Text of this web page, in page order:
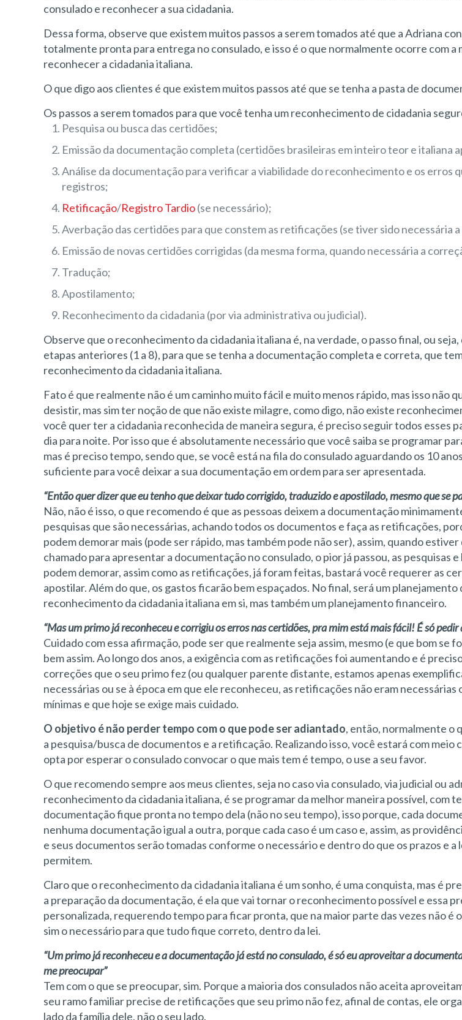
consulado e reconhecer a sua cidadania.
Dessa forma, observe que existem muitos passos a serem tomados até que a Adriana
totalmente pronta para entrega no consulado, e isso é o que normalmente ocorre com a
reconhecer a cidadania italiana.
O que digo aos clientes é que existem muitos passos até que se tenha a pasta de
Os passos a serem tomados para que você tenha um reconhecimento de cidadania
Pesquisa ou busca das certidões;
Emissão da documentação completa (certidões brasileiras em inteiro teor e italiana
Análise da documentação para verificar a viabilidade do reconhecimento e os erros
registros;
Retificação/Registro Tardio(se necessário);
Averbação das certidões para que constem as retificações (se tiver sido necessária
Emissão de novas certidões corrigidas (da mesma forma, quando necessária a
Tradução;
Apostilamento;
Reconhecimento da cidadania (por via administrativa ou judicial).
Observe que o reconhecimento da cidadania italiana é, na verdade, o passo final, ou
etapas anteriores (1 a 8), para que se tenha a documentação completa e correta, que
reconhecimento da cidadania italiana.
Fato é que realmente não é um caminho muito fácil e muito menos rápido, mas isso não
desistir, mas sim ter noção de que não existe milagre, como digo, não existe
você quer ter a cidadania reconhecida de maneira segura, é preciso seguir todos esses
dia para noite. Por isso que é absolutamente necessário que você saiba se programar
mas é preciso tempo, sendo que, se você está na fila do consulado aguardando os 10
suficiente para você deixar a sua documentação em ordem para ser apresentada.
“Então quer dizer que eu tenho que deixar tudo corrigido, traduzido e apostilado, mesmo que se
Não, não é isso, o que recomendo é que as pessoas deixem a documentação
pesquisas que são necessárias, achando todos os documentos e faça as retificações,
podem demorar mais (pode ser rápido, mas também pode não ser), assim, quando
chamado para apresentar a documentação no consulado, o pior já passou, as pesquisas
podem demorar, assim como as retificações, já foram feitas, bastará você requerer as
apostilar. Além do que, os gastos ficarão bem espaçados. No final, será um planejamento
reconhecimento da cidadania italiana em si, mas também um planejamento financeiro.
“Mas um primo já reconheceu e corrigiu os erros nas certidões, pra mim está mais fácil! É só pedir
Cuidado com essa afirmação, pode ser que realmente seja assim, mesmo (e que bom se
bem assim. Ao longo dos anos, a exigência com as retificações foi aumentando e é
correções que o seu primo fez (ou qualquer parente distante, estamos apenas
necessárias ou se à época em que ele reconheceu, as retificações não eram necessárias
mínimas e que hoje se exige mais cuidado.
O objetivo é não perder tempo com o que pode ser adiantado, então, normalmente o
a pesquisa/busca de documentos e a retificação. Realizando isso, você estará com meio
opta por esperar o consulado convocar o que mais tem é tempo, o use a seu favor.
O que recomendo sempre aos meus clientes, seja no caso via consulado, via judicial ou
reconhecimento da cidadania italiana, é se programar da melhor maneira possível, com
documentação fique pronta no tempo dela (não no seu tempo), isso porque, cada
nenhuma documentação igual a outra, porque cada caso é um caso e, assim, as
e seus documentos serão tomadas conforme o necessário e dentro do que os prazos e a
permitem.
Claro que o reconhecimento da cidadania italiana é um sonho, é uma conquista, mas é
a preparação da documentação, é ela que vai tornar o reconhecimento possível e essa
personalizada, requerendo tempo para ficar pronta, que na maior parte das vezes não é
sim o necessário para que tudo fique correto, dentro da lei.
“Um primo já reconheceu e a documentação já está no consulado, é só eu aproveitar a
me preocupar”
Tem com o que se preocupar, sim. Porque a maioria dos consulados não aceita
seu ramo familiar precise de retificações que seu primo não fez, afinal de contas, ele
lado da família dele, não o seu lado.